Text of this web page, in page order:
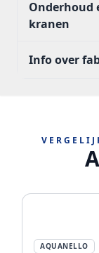
Onderhoud
kranen
Info over
AQUANELLO